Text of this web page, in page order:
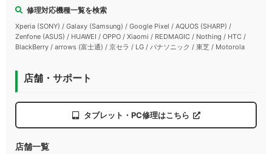
修理対応機種一覧を検索
Xperia (SONY) / Galaxy (Samsung) / Google Pixel / AQUOS (SHARP) /
Zenfone (ASUS) / HUAWEI / OPPO / Xiaomi / REDMAGIC / Nothing / HTC /
BlackBerry / arrows (富士通) / 京セラ / LG / パナソニック / 東芝 / Motorola
店舗・サポート
タブレット・PC修理はこちら
店舗一覧